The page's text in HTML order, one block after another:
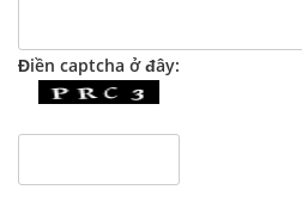
Điền captcha ở đây: